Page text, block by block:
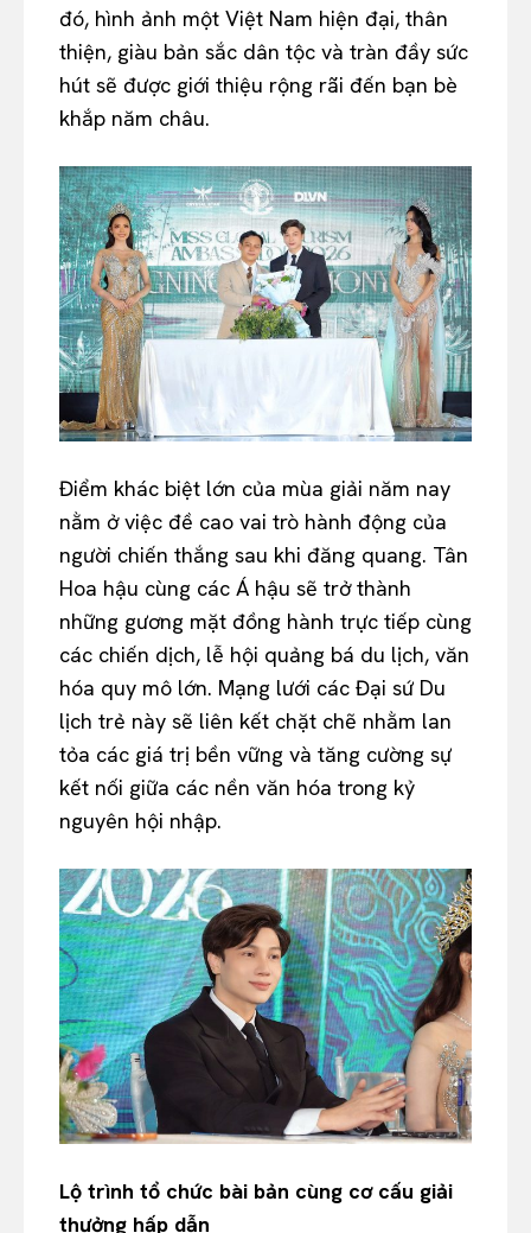
đó, hình ảnh một Việt Nam hiện đại, thân
thiện, giàu bản sắc dân tộc và tràn đầy sức
hút sẽ được giới thiệu rộng rãi đến bạn bè
khắp năm châu.
Điểm khác biệt lớn của mùa giải năm nay
nằm ở việc đề cao vai trò hành động của
người chiến thắng sau khi đăng quang. Tân
Hoa hậu cùng các Á hậu sẽ trở thành
những gương mặt đồng hành trực tiếp cùng
các chiến dịch, lễ hội quảng bá du lịch, văn
hóa quy mô lớn. Mạng lưới các Đại sứ Du
lịch trẻ này sẽ liên kết chặt chẽ nhằm lan
tỏa các giá trị bền vững và tăng cường sự
kết nối giữa các nền văn hóa trong kỷ
nguyên hội nhập.
Lộ trình tổ chức bài bản cùng cơ cấu giải
thưởng hấp dẫn